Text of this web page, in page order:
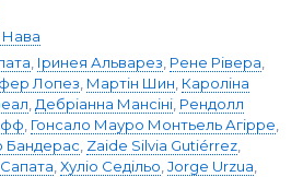
Нава
Іринея Альварез Рене Рівера
Лопез Мартін Шин Кароліна
Дебріанна Мансіні Рендолл
Гонсало Мауро Монтьель Агірре
Бандерас Zaide Silvia Gutiérrez
Хуліо Седільо Jorge Urzua